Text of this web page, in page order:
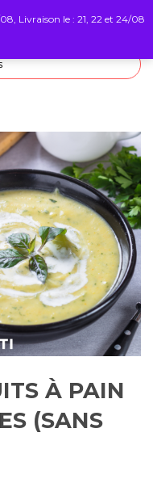
À PAIN
(SANS
Livraison le : 21, 22 et 24/08